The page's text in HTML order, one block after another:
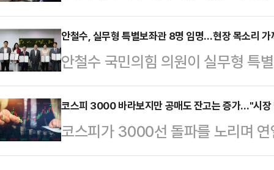
난해 어선 …
대는 차량 앞좌석에서 중상을 입은
의 70대·60대 여성 2명을 발견하
앉아 있던 여성 2명은 결국 숨졌다.
하고 있다…
도, 외부 요인으로 닥친 재난도 아
에 따른 행동이 결국 자신에게 되돌
모든 상황을 설명하곤 한다. 그리고
들어맞는 단어는 없을 것이다.불과
고 있던 위태위태한 야당 지도자 이
치, 나아가 역대 최대 득표 수의 대
어 …
안철수, 실무형 특별보좌관 8명 임명…현장 목소리 가
안철수 국민의힘 의원이 실무형 특
원은 19일 서울 여의도 국회의원회
보단 구성을 보면 정무특보에는 송
변호사가 각각 임명됐다.조직특보
영 전 국민의당 청년국장, 이한국
코스피 3000 바라보지만 공매도 잔고는 증가…"시장
코스피가 3000선 돌파를 노리며
하락 전환에 베팅하고 있는 외국인